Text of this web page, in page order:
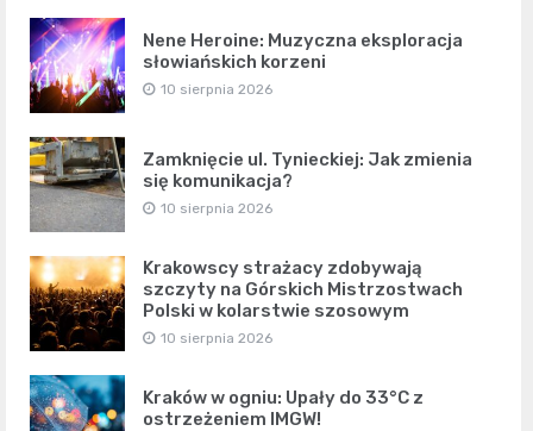
Nene Heroine: Muzyczna eksploracja
słowiańskich korzeni
10 sierpnia 2026
Zamknięcie ul. Tynieckiej: Jak zmienia
się komunikacja?
10 sierpnia 2026
Krakowscy strażacy zdobywają
szczyty na Górskich Mistrzostwach
Polski w kolarstwie szosowym
10 sierpnia 2026
Kraków w ogniu: Upały do 33°C z
ostrzeżeniem IMGW!